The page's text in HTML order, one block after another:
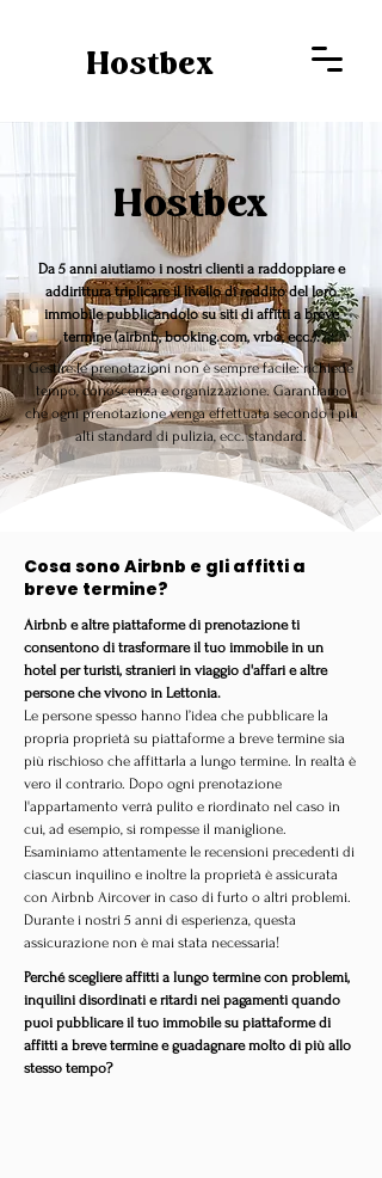
Hostbex
Hostbex
Da 5 anni aiutiamo i nostri clienti a raddoppiare e
addirittura triplicare il livello di reddito del loro
immobile pubblicandolo su siti di affitti a breve
termine (airbnb, booking.com, vrbo, ecc.).
Gestire le prenotazioni non è sempre facile: richiede
tempo, conoscenza e organizzazione. Garantiamo
che ogni prenotazione venga effettuata secondo i più
alti standard di pulizia, ecc. standard.
Cosa sono Airbnb e gli affitti a
breve termine?
Airbnb e altre piattaforme di prenotazione ti
consentono di trasformare il tuo immobile in un
hotel per turisti, stranieri in viaggio d'affari e altre
persone che vivono in Lettonia.
Le persone spesso hanno l’idea che pubblicare la
propria proprietà su piattaforme a breve termine sia
più rischioso che affittarla a lungo termine. In realtà è
vero il contrario. Dopo ogni prenotazione
l'appartamento verrà pulito e riordinato nel caso in
cui, ad esempio, si rompesse il maniglione.
Esaminiamo attentamente le recensioni precedenti di
ciascun inquilino e inoltre la proprietà è assicurata
con Airbnb Aircover in caso di furto o altri problemi.
Durante i nostri 5 anni di esperienza, questa
assicurazione non è mai stata necessaria!
Perché scegliere affitti a lungo termine con problemi,
inquilini disordinati e ritardi nei pagamenti quando
puoi pubblicare il tuo immobile su piattaforme di
affitti a breve termine e guadagnare molto di più allo
stesso tempo?